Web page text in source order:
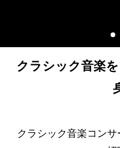
クラシック音楽
クラシック音楽コン